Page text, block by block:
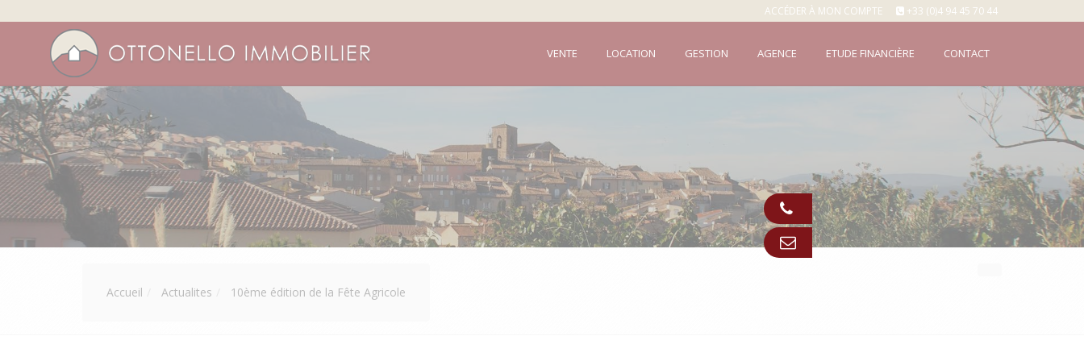
ACCÉDER À MON COMPTE +33 (0)4 94 45 70 44
VENTE LOCATION GESTION AGENCE ETUDE FINANCIÈRE CONTACT
Accueil Actualites 10ème édition de la Fête Agricole
Appeler
Contact